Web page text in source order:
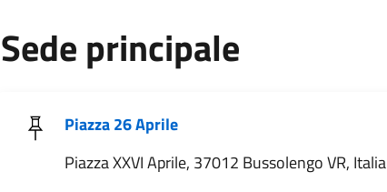
Sede principale
Piazza 26 Aprile
Piazza XXVI Aprile, 37012 Bussolengo VR, Italia